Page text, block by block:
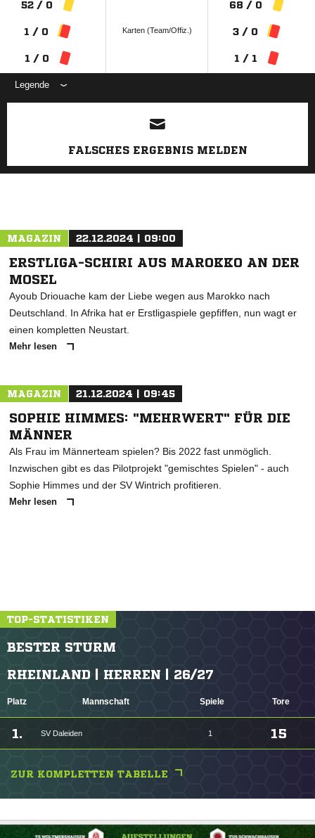
52 / 0
1 / 0
1 / 0
Karten (Team/Offiz.)
68 / 0
3 / 0
1 / 1
Legende
ANZEIGE
FALSCHES ERGEBNIS MELDEN
MAGAZIN 22.12.2024 | 09:00
ERSTLIGA-SCHIRI AUS MAROKKO AN DER
MOSEL
Ayoub Driouache kam der Liebe wegen aus Marokko nach
Deutschland. In Afrika hat er Erstligaspiele gepfiffen, nun wagt er
einen kompletten Neustart.
Mehr lesen
MAGAZIN 21.12.2024 | 09:45
SOPHIE HIMMES: "MEHRWERT" FÜR DIE
MÄNNER
Als Frau im Männerteam spielen? Bis 2022 fast unmöglich.
Inzwischen gibt es das Pilotprojekt "gemischtes Spielen" - auch
Sophie Himmes und der SV Wintrich profitieren.
Mehr lesen
TOP-STATISTIKEN
BESTER STURM
RHEINLAND | HERREN | 26/27
Platz Mannschaft Spiele Tore
1. SV Daleiden 1 15
ZUR KOMPLETTEN TABELLE